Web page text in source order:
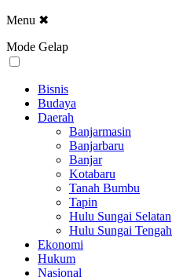
Menu ✖
Mode Gelap
Bisnis
Budaya
Daerah
Banjarmasin
Banjarbaru
Banjar
Kotabaru
Tanah Bumbu
Tapin
Hulu Sungai Selatan
Hulu Sungai Tengah
Ekonomi
Hukum
Nasional